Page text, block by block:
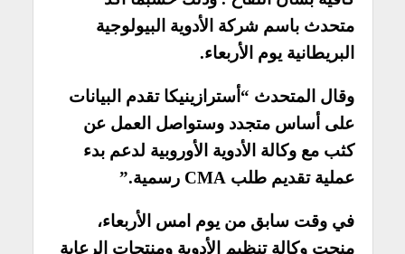
متحدث باسم شركة الأدوية البيولوجية
البريطانية يوم الأربعاء.
وقال المتحدث “أسترازينيكا تقدم البيانات
على أساس متجدد وستواصل العمل عن
كثب مع وكالة الأدوية الأوروبية لدعم بدء
عملية تقديم طلب CMA رسمية.”
في وقت سابق من يوم امس الأربعاء،
منحت وكالة تنظيم الأدوية ومنتجات الرعاية